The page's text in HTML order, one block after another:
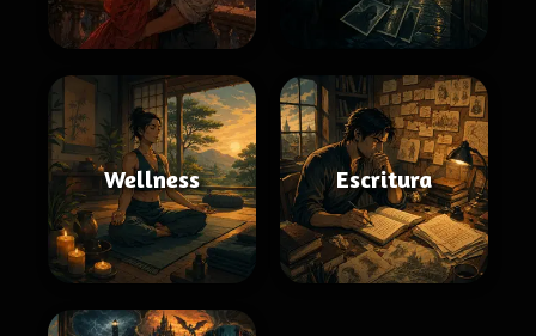
Wellness Escritura